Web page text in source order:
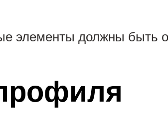
элементы должны быть